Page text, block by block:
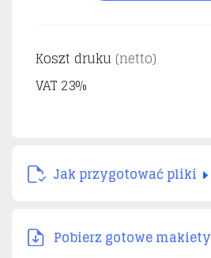
Koszt druku (netto)
VAT 23%
Jak przygotować pliki
Pobierz gotowe makiety